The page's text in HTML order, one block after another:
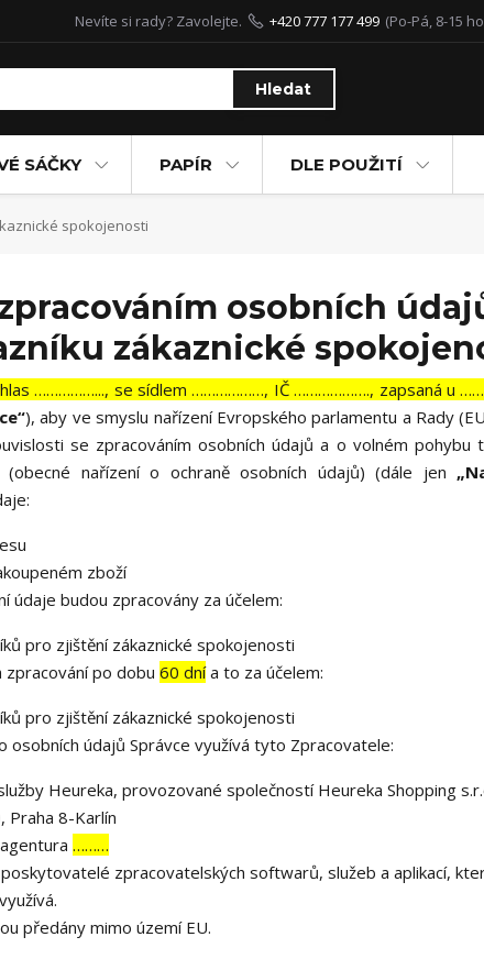
Hledat
Nevíte si rady? Zavolejte. +420 777 177 499 (Po-Pá, 8-15
SÁČKY PAPÍR DLE POUŽITÍ
spokojenosti
osobních
zákaznické
……………..., se sídlem ………………, IČ ………………., zapsaná u
), aby ve smyslu nařízení Evropského parlamentu a Rady
se zpracováním osobních údajů a o volném pohybu
(obecné nařízení o ochraně osobních údajů) (dále jen
zboží
údaje budou zpracovány za účelem:
pro zjištění zákaznické spokojenosti
zpracování po dobu 60 dnía to za účelem:
pro zjištění zákaznické spokojenosti
osobních údajů Správce využívá tyto Zpracovatele:
Heureka, provozované společností Heureka Shopping
Praha 8-Karlín
………
zpracovatelských softwarů, služeb a aplikací,
předány mimo území EU.